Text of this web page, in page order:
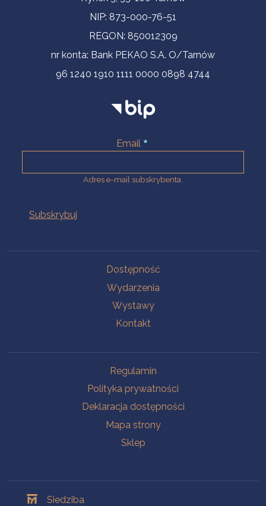
NIP: 873-000-76-51
REGON: 850012309
nr konta: Bank PEKAO S.A. O/Tarnów
96 1240 1910 1111 0000 0898 4744
Email
Adres e-mail subskrybenta.
Dostępność
Wydarzenia
Wystawy
Kontakt
Regulamin
Polityka prywatności
Deklaracja dostępności
Mapa strony
Sklep
Siedziba